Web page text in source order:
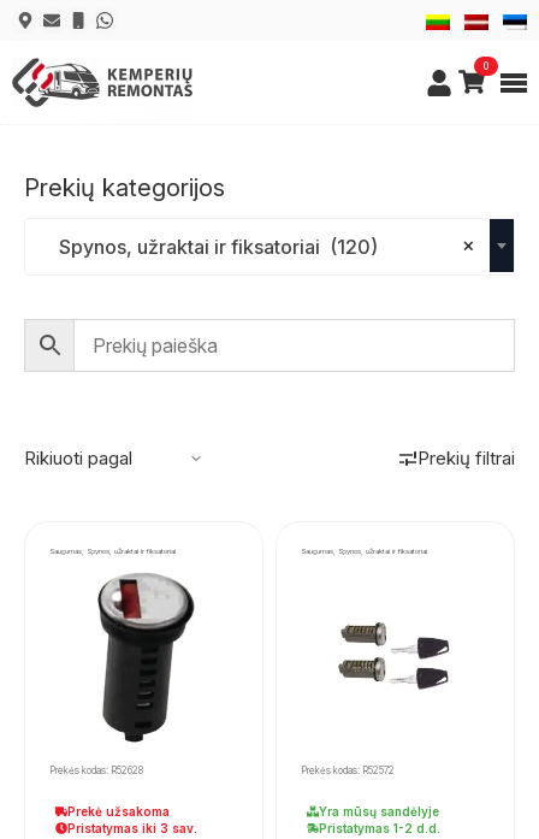
0
Prekių kategorijos
×
Spynos, užraktai ir fiksatoriai (120)
Prekių filtrai
Saugumas, Spynos, užraktai ir fiksatoriai
Prekės kodas: R52628
Prekė užsakoma
Pristatymas iki 3 sav.
Saugumas, Spynos, užraktai ir fiksatoriai
Prekės kodas: R52572
Yra mūsų sandėlyje
Pristatymas 1-2 d.d.